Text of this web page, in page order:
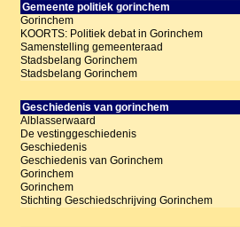
Gemeente politiek gorinchem
Gorinchem
KOORTS: Politiek debat in Gorinchem
Samenstelling gemeenteraad
Stadsbelang Gorinchem
Stadsbelang Gorinchem
Geschiedenis van gorinchem
Alblasserwaard
De vestinggeschiedenis
Geschiedenis
Geschiedenis van Gorinchem
Gorinchem
Gorinchem
Stichting Geschiedschrijving Gorinchem